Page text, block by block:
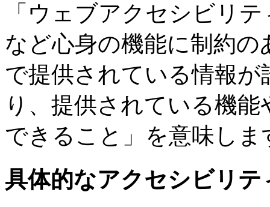
「ウェブアクセシビリ
など心身の機能に制約
で提供されている情報
り、提供されている機
できること」を意味しま
具体的なアクセシビリテ